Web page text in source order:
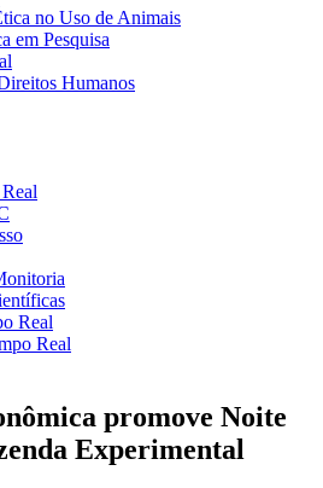
no Uso de Animais
em Pesquisa
Humanos
Real
Real
promove Noite
Experimental